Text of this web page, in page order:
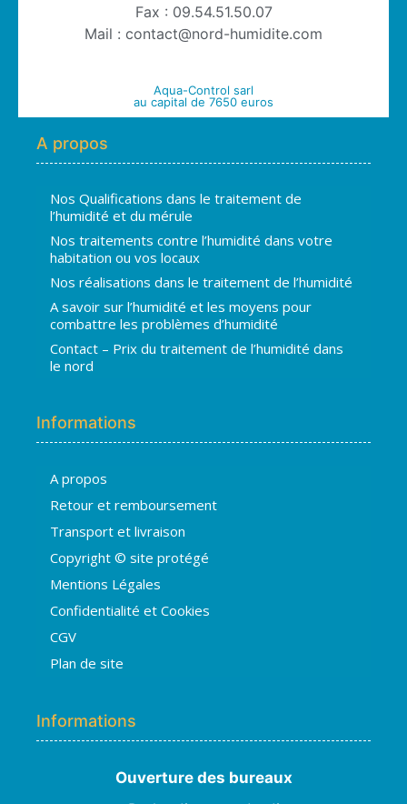
Fax : 09.54.51.50.07
Mail : contact@nord-humidite.com
Aqua-Control sarl
au capital de 7650 euros
A propos
Nos Qualifications dans le traitement de
l’humidité et du mérule
Nos traitements contre l’humidité dans votre
habitation ou vos locaux
Nos réalisations dans le traitement de l’humidité
A savoir sur l’humidité et les moyens pour
combattre les problèmes d’humidité
Contact – Prix du traitement de l’humidité dans
le nord
Informations
A propos
Retour et remboursement
Transport et livraison
Copyright © site protégé
Mentions Légales
Confidentialité et Cookies
CGV
Plan de site
Informations
Ouverture des bureaux
En ligne · répond en quelques secondes
H
👋 Bonjour ! Je suis
puis-je vous aider ?
12:56
💬Autre problème